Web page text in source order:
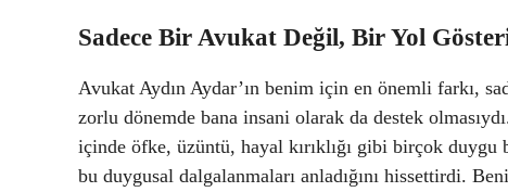
Sadece Bir Avukat Değil, Bir Yol
Avukat Aydın Aydar’ın benim için en önemli farkı,
zorlu dönemde bana insani olarak da destek
içinde öfke, üzüntü, hayal kırıklığı gibi birçok duygu
bu duygusal dalgalanmaları anladığını hissettirdi.